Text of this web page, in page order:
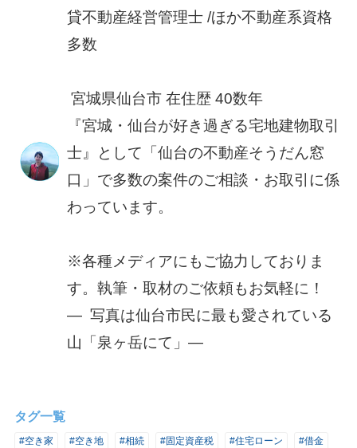
貸不動産経営管理士 /ほか不動産系資格
多数
宮城県仙台市 在住歴 40数年
『宮城・仙台が好き過ぎる宅地建物取引
士』として「仙台の不動産そうだん窓
口」で多数の案件のご相談・お取引に係
わっています。
※各種メディアにもご協力しておりま
す。執筆・取材のご依頼もお気軽に！
― 写真は仙台市民に最も愛されている
山「泉ヶ岳にて」―
タグ一覧
#空き家 #空き地 #相続 #固定資産税 #住宅ローン #借金